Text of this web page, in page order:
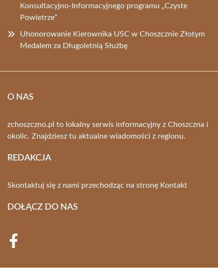
Konsultacyjno-Informacyjnego programu „Czyste
Powietrze”
Uhonorowanie Kierownika USC w Choszcznie Złotym
Medalem za Długoletnią Służbę
O NAS
zchoszczno.pl to lokalny serwis informacyjny z Choszczna i
okolic. Znajdziesz tu aktualne wiadomości z regionu.
REDAKCJA
Skontaktuj się z nami przechodząc na stronę Kontakt
DOŁĄCZ DO NAS